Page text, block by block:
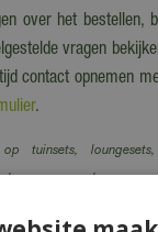
over het bestellen,
vragen
contact opnemen
.
tuinsets, loungesets,